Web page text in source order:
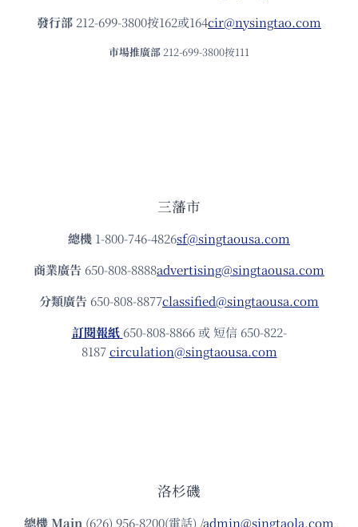
發⾏部 212-699-3800按162或164cir@nysingtao.com
市場推廣部 212-699-3800按111
三藩市
總機 1-800-746-4826sf@singtaousa.com
商業廣告 650-808-8888advertising@singtaousa.com
分類廣告 650-808-8877classified@singtaousa.com
訂閱報紙 650-808-8866 或 短信 650-822-
8187circulation@singtaousa.com
洛杉磯
總機Main (626) 956-8200(電話) /admin@singtaola.com